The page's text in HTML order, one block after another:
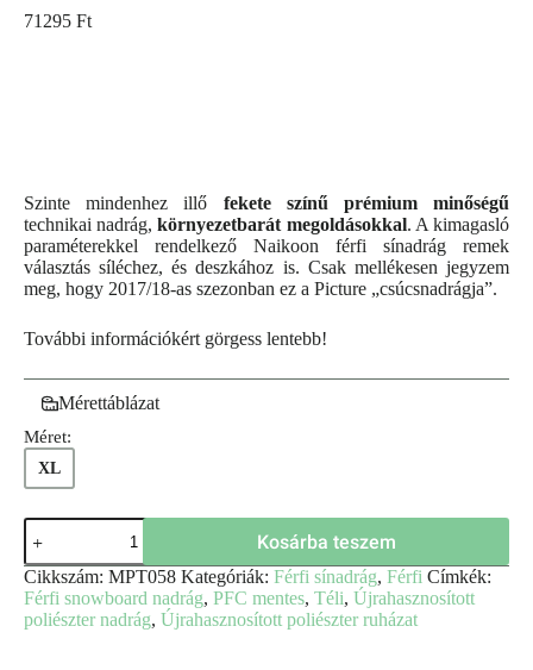
71295 Ft
Szinte mindenhez illő fekete színű prémium minőségű
technikai nadrág,környezetbarát megoldásokkal. A kimagasló
paraméterekkel rendelkező Naikoon férfi sínadrág remek
választás síléchez, és deszkához is. Csak mellékesen jegyzem
meg, hogy 2017/18-as szezonban ez a Picture „csúcsnadrágja”.
További információkért görgess lentebb!
Mérettáblázat
Méret:
XL
Kosárba teszem
Cikkszám: MPT058 Kategóriák: Férfi sínadrág, Férfi Címkék:
Férfi snowboard nadrág, PFC mentes, Téli, Újrahasznosított
poliészter nadrág, Újrahasznosított poliészter ruházat